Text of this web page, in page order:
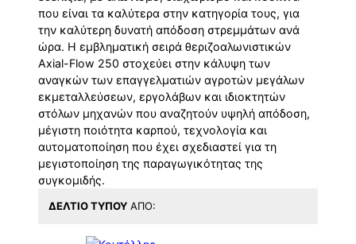
που είναι τα καλύτερα στην κατηγορία τους, για
την καλύτερη δυνατή απόδοση στρεμμάτων ανά
ώρα. Η εμβληματική σειρά θεριζοαλωνιστικών
Axial-Flow 250 στοχεύει στην κάλυψη των
αναγκών των επαγγελματιών αγροτών μεγάλων
εκμεταλλεύσεων, εργολάβων και ιδιοκτητών
στόλων μηχανών που αναζητούν υψηλή απόδοση,
μέγιστη ποιότητα καρπού, τεχνολογία και
αυτοματοποίηση που έχει σχεδιαστεί για τη
μεγιστοποίηση της παραγωγικότητας της
συγκομιδής.
ΔΕΛΤΊΟ ΤΎΠΟΥ ΑΠΌ: